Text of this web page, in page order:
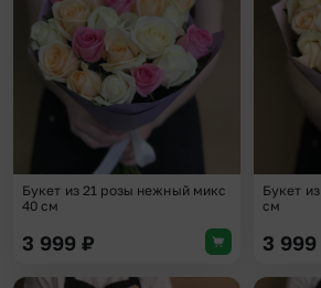
Букет из 21 розы нежный микс
40 см
3 999 ₽
Букет
см
3 999